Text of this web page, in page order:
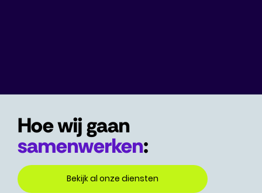
Hoe wij gaan
samenwerken:
Bekijk al onze diensten